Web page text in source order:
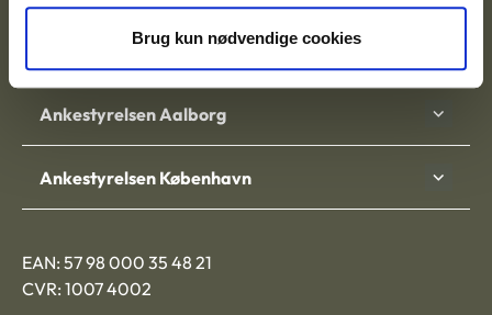
Brug kun nødvendige cookies
9000 Aalborg
Ankestyrelsen Aalborg
Ankestyrelsen København
EAN: 57 98 000 35 48 21
CVR: 1007 4002